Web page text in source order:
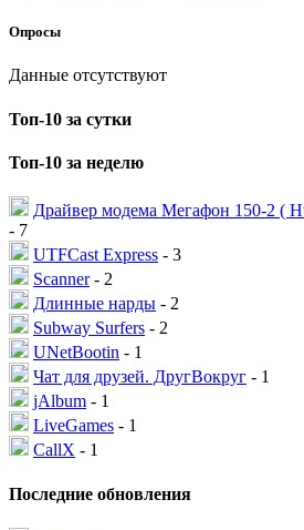
Опросы
Данные отсутствуют
Топ-10 за сутки
Топ-10 за неделю
Драйвер модема Мегафон 150-2 (
- 7
UTFCast Express - 3
Scanner- 2
Длинные нарды - 2
Subway Surfers - 2
UNetBootin - 1
Чат для друзей. ДругВокруг - 1
jAlbum - 1
LiveGames - 1
CallX - 1
Последние обновления